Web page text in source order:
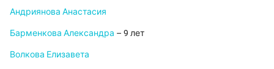
Андриянова Анастасия
Барменкова Александра – 9 лет
Волкова Елизавета